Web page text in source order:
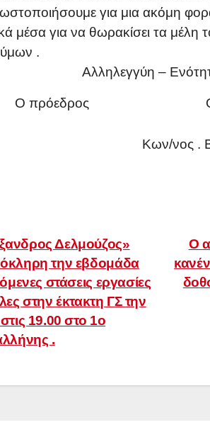
για μια ακόμη
μέσα για να θωρακίσει τα μέλη
.
– Ενότητα –
Ο πρόεδρος Ο
Κων/
Ο
Δελμούζος»
την εβδομάδα
στάσεις εργασίες
στην έκτακτη ΓΣ την
19.00 στο 1ο
.